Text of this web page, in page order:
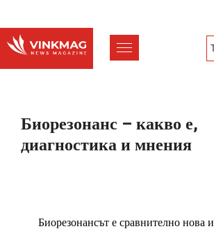
Биорезонанс – какво е,
диагностика и мнения
Биорезонансът е сравнително нова и